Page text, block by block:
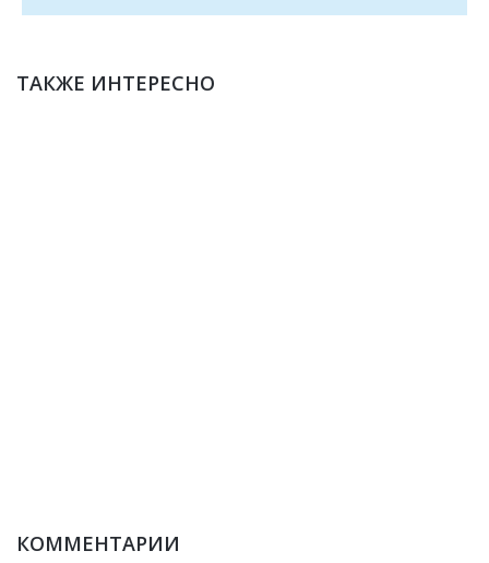
ТАКЖЕ ИНТЕРЕСНО
КОММЕНТАРИИ